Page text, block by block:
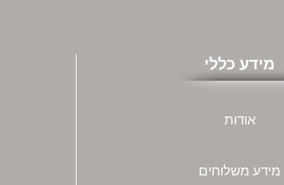
מידע כללי
אודות
מידע משלוחים